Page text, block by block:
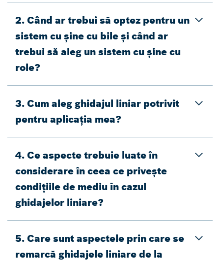
2. Când ar trebui să optez pentru un
sistem cu șine cu bile și când ar
trebui să aleg un sistem cu șine cu
role?
3. Cum aleg ghidajul liniar potrivit
pentru aplicația mea?
4. Ce aspecte trebuie luate în
considerare în ceea ce privește
condițiile de mediu în cazul
ghidajelor liniare?
5. Care sunt aspectele prin care se
remarcă ghidajele liniare de la